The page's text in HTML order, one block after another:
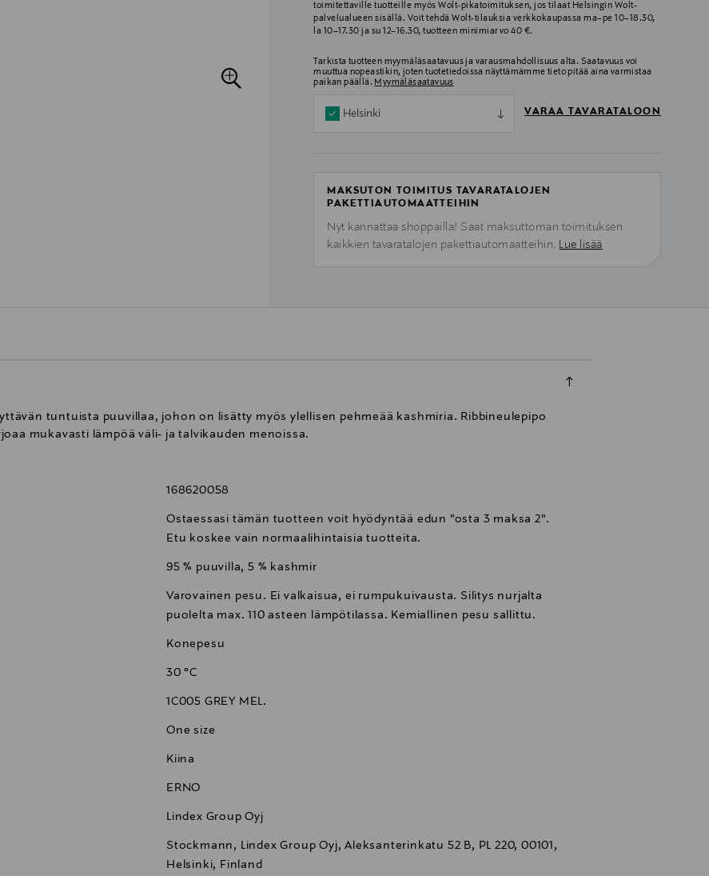
toimitettaville tuotteille myös Wolt-pikatoimituksen, jos tilaat Helsingin Wolt-
palvelualueen sisällä. Voit tehdä Wolt-tilauksia verkkokaupassa ma–pe 10–18.30,
la 10–17.30 ja su 12–16.30, tuotteen minimiarvo 40 €.
Tarkista tuotteen myymäläsaatavuus ja varausmahdollisuus alta. Saatavuus voi
muuttua nopeastikin, joten tuotetiedoissa näyttämämme tieto pitää aina varmistaa
paikan päällä. Myymäläsaatavuus
Helsinki VARAA TAVARATALOON
MAKSUTON TOIMITUS TAVARATALOJEN
PAKETTIAUTOMAATTEIHIN
Nyt kannattaa shoppailla! Saat maksuttoman toimituksen
kaikkien tavaratalojen pakettiautomaatteihin. Lue lisää
tuntuista puuvillaa, johon on lisätty myös ylellisen pehmeää kashmiria. Ribbineulepipo
mukavasti lämpöä väli- ja talvikauden menoissa.
168620058
Ostaessasi tämän tuotteen voit hyödyntää edun "osta 3 maksa 2".
Etu koskee vain normaalihintaisia tuotteita.
95 % puuvilla, 5 % kashmir
Varovainen pesu. Ei valkaisua, ei rumpukuivausta. Silitys nurjalta
puolelta max. 110 asteen lämpötilassa. Kemiallinen pesu sallittu.
Konepesu
30 °C
1C005 GREY MEL.
One size
Kiina
ERNO
Lindex Group Oyj
Stockmann, Lindex Group Oyj, Aleksanterinkatu 52 B, PL 220, 00101,
Helsinki, Finland